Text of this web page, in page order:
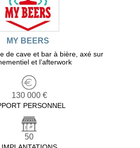
MY BEERS
de cave et bar à bière, axé sur
et l’afterwork
130 000 €
PERSONNEL
50